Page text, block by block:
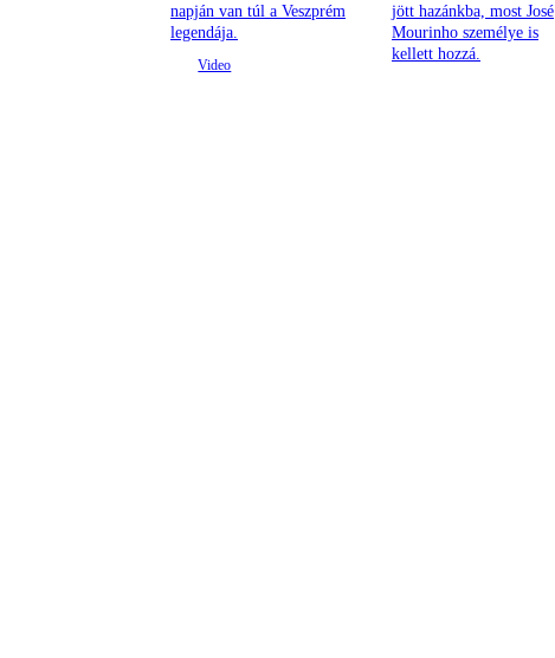
napján van túl a Veszprém
legendája.
jött hazánkba, most José
Mourinho személye is
kellett hozzá.